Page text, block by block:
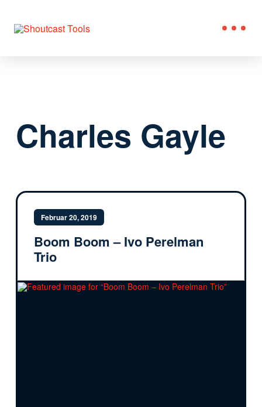
Charles Gayle
Februar 20, 2019
Boom Boom – Ivo Perelman
Trio